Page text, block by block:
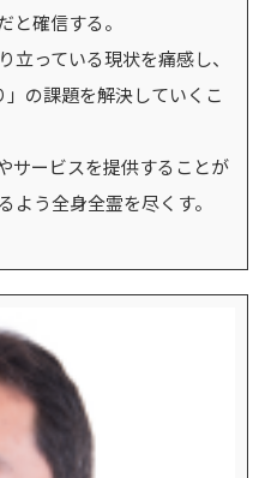
と確信する。
っている現状を痛感し、
の課題を解決していくこ
サービスを提供することが
よう全身全霊を尽くす。